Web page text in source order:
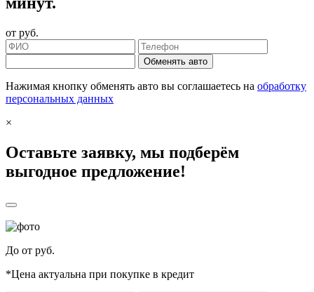
от руб.
Обменять авто
Нажимая кнопку обменять авто вы соглашаетесь на обработку
персональных данных
×
Оставьте заявку, мы подберём
выгодное предложение!
До от руб.
*Цена актуальна при покупке в кредит